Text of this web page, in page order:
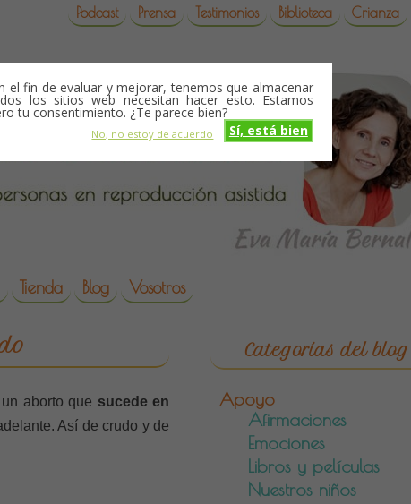
fin de evaluar y mejorar, tenemos que almacenar
los sitios web necesitan hacer esto. Estamos
tu consentimiento. ¿Te parece bien?
Sí, está bien
No, no estoy de acuerdo
Podcast Prensa Testimonios Biblioteca Crianza
Tienda Blog Vosotros
aborto que sucede en
Así de crudo y de
Categorías del blog
Apoyo
Afirmaciones
Emociones
Libros y películas
Nuestros niños